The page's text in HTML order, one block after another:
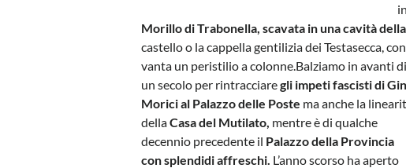
Morillo di Trabonella, scavata in una cavità
castello o la cappella gentilizia dei Testasecca,
vanta un peristilio a colonne. Balziamo in avanti di
un secolo per rintracciaregli impeti fascisti di
Morici al Palazzo delle Poste ma anche la
dellaCasa del Mutilato, mentre è di qualche
decennio precedente il Palazzo della Provincia
con splendidi affreschi. L’anno scorso ha aperto